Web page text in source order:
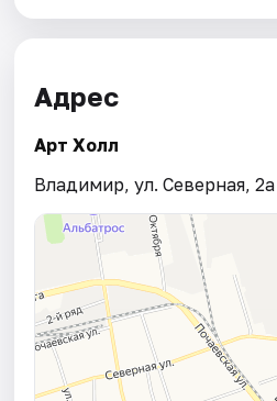
Адрес
Арт Холл
Владимир, ул. Северная, 2а